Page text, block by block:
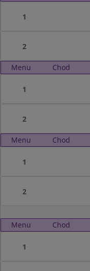
1
2
Menu Chod
1
2
Menu Chod
1
2
Menu Chod
1